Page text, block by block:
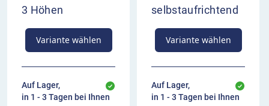
3 Höhen
Variante wählen
Auf Lager,
in 1 - 3 Tagen bei Ihnen
selbstaufrichtend
Variante wählen
Auf Lager,
in 1 - 3 Tagen bei Ihnen